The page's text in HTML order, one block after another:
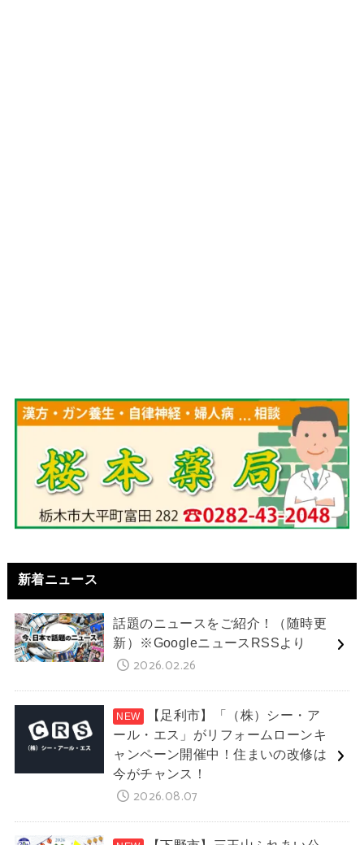
新着ニュース
話題のニュースをご紹介！（随時更
新）※GoogleニュースRSSより
2026.02.26
【足利市】「（株）シー・ア
ール・エス」がリフォームローンキ
ャンペーン開催中！住まいの改修は
今がチャンス！
2026.08.07